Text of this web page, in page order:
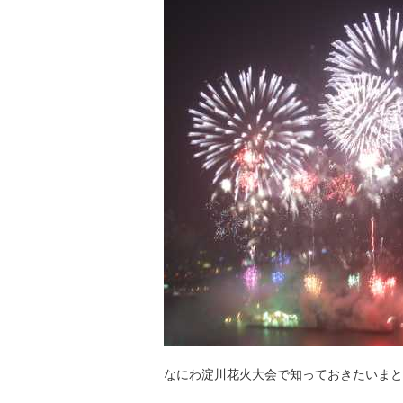
なにわ淀川花火大会で知っておきたいま